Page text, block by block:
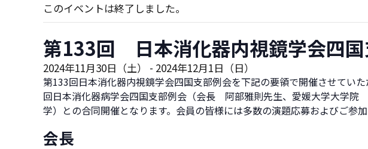
このイベントは終了しました。
第133回 日本消化器内視鏡学会四
2024年11月30日（土） - 2024年12月1日（日）
第133回日本消化器内視鏡学会四国支部例会を下記の要領で開催させてい
回日本消化器病学会四国支部例会（会長 阿部雅則先生、愛媛大学大学院
学）との合同開催となります。会員の皆様には多数の演題応募およびご参加
会長